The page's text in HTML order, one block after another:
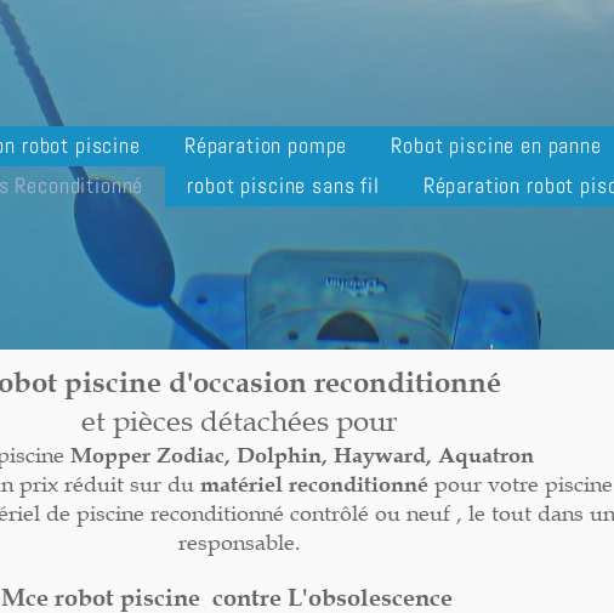
robot piscine Réparation pompe Robot piscine en panne
Reconditionné
robot piscine sans fil Réparation robot
piscine d'occasion reconditionné
et pièces détachées pour
Mopper Zodiac, Dolphin, Hayward, Aquatron
prix réduit sur du matériel reconditionné pour votre piscine
de piscine reconditionné contrôlé ou neuf , le tout dans
responsable.
Mce robot piscine contre L'obsolescence